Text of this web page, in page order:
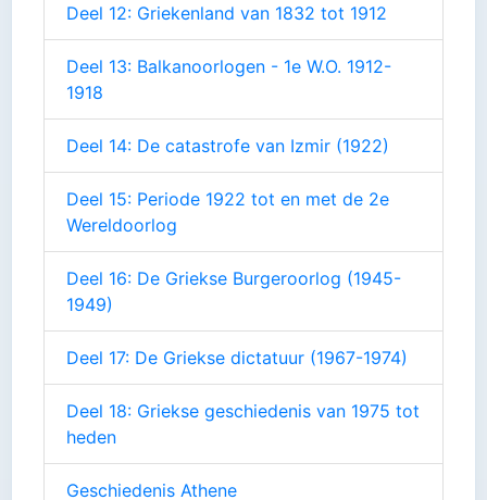
Deel 12: Griekenland van 1832 tot 1912
Deel 13: Balkanoorlogen - 1e W.O. 1912-
1918
Deel 14: De catastrofe van Izmir (1922)
Deel 15: Periode 1922 tot en met de 2e
Wereldoorlog
Deel 16: De Griekse Burgeroorlog (1945-
1949)
Deel 17: De Griekse dictatuur (1967-1974)
Deel 18: Griekse geschiedenis van 1975 tot
heden
Geschiedenis Athene